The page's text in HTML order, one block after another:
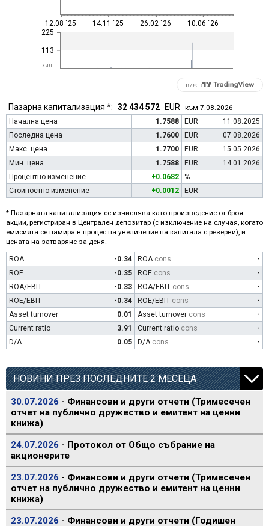
хил.
113
225
12.08 ´25 14.11 ´25 26.02 ´26 10.06 ´26
виж в
Пазарна капитализация *: 32 434 572 EUR към 7.08.2026
Начална цена
1.7588 EUR
11.08.2025
Последна цена
1.7600 EUR
07.08.2026
Макс. цена
1.7700 EUR
15.05.2026
Мин. цена
1.7588 EUR
14.01.2026
Процентно изменение
+0.0682 %
-
Стойностно изменение
+0.0012 EUR -
* Пазарната капитализация се изчислява като произведение от броя
акции, регистриран в Централен депозитар (с изключение на случая, когато
емисията се намира в процес на увеличение на капитала с резерви), и
цената на затваряне за деня.
ROA -0.34 ROA cons
-
ROE
-0.35 ROE cons
-
ROA/EBIT
-0.33 ROA/EBIT cons
-
ROE/EBIT
-0.34 ROE/EBIT cons
-
Asset turnover
0.01 Asset turnover cons
-
Current ratio
3.91 Current ratio cons
-
D/A
0.05 D/A cons -
НОВИНИ ПРЕЗ ПОСЛЕДНИТЕ 2 МЕСЕЦА
30.07.2026 - Финансови и други отчети (Тримесечен
отчет на публично дружество и емитент на ценни
книжа)
24.07.2026 - Протокол от Общо събрание на
акционерите
23.07.2026 - Финансови и други отчети (Тримесечен
отчет на публично дружество и емитент на ценни
книжа)
23.07.2026 - Финансови и други отчети (Годишен